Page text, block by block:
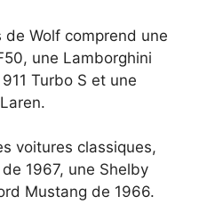
Wolf comprend une
une Lamborghini
Turbo S et une
voitures classiques,
1967, une Shelby
Mustang de 1966.